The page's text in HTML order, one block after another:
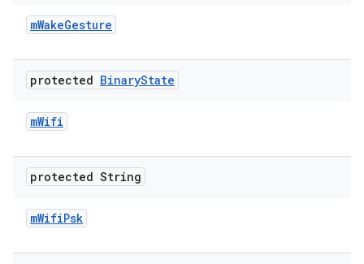
mWakeGesture
protected BinaryState
mWifi
protected String
mWifiPsk